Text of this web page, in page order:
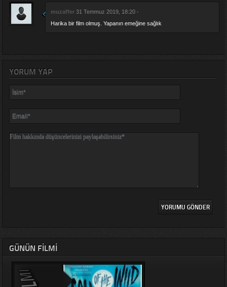
muzaffer 31 Temmuz 2019, 18:20 -
Harika bir film olmuş. Yapanın emeğine sağlık
YORUM YAP
GÜNÜN FILMI